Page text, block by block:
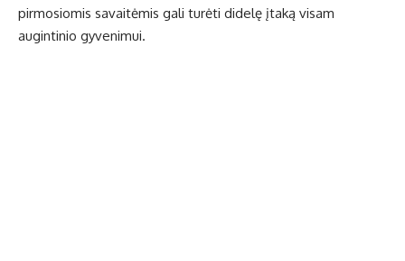
pirmosiomis savaitėmis gali turėti didelę įtaką visam
augintinio gyvenimui.